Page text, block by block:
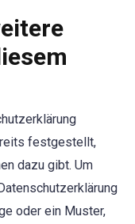
festgestellt,
dazu gibt. Um
oder ein Muster,